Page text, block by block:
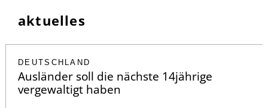
aktuelles
DEUTSCHLAND
Ausländer soll die nächste 14jährige
vergewaltigt haben